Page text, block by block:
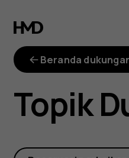
cara
dan
Beranda
Topik